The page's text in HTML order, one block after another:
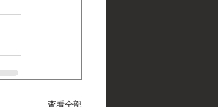
查看全部